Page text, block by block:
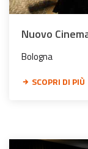
Nuovo
Bologna
SCOPRI DI PIÙ